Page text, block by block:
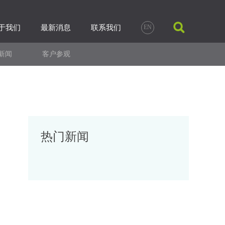
我们 最新消息 联系我们 EN
闻 客户参观
热门新闻